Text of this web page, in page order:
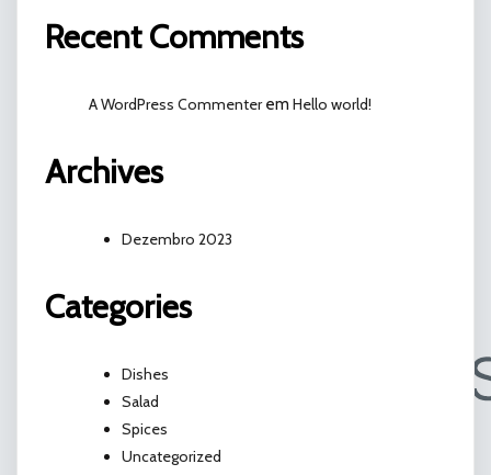
Recent Comments
A WordPress Commenterem Hello world!
Archives
Dezembro 2023
Categories
Dishes
Salad
Spices
Uncategorized